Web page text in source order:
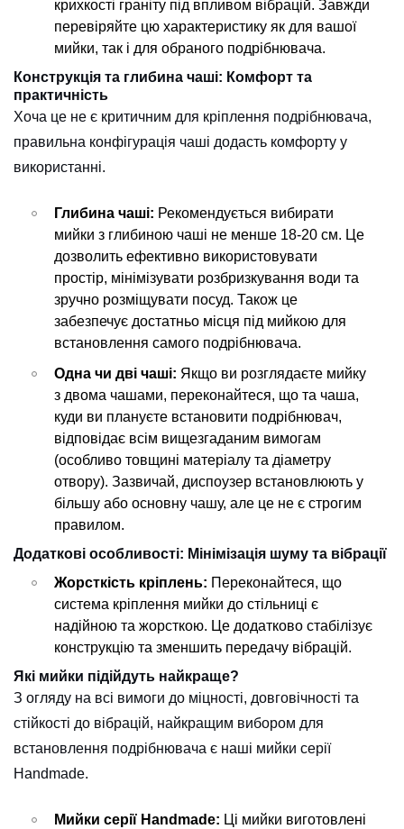
крихкості граніту під впливом вібрацій. Завжди
перевіряйте цю характеристику як для вашої
мийки, так і для обраного подрібнювача.
Конструкція та глибина чаші: Комфорт та
практичність
Хоча це не є критичним для кріплення подрібнювача,
правильна конфігурація чаші додасть комфорту у
використанні.
Глибина чаші: Рекомендується вибирати
мийки з глибиною чаші не менше 18-20 см. Це
дозволить ефективно використовувати
простір, мінімізувати розбризкування води та
зручно розміщувати посуд. Також це
забезпечує достатньо місця під мийкою для
встановлення самого подрібнювача.
Одна чи дві чаші: Якщо ви розглядаєте мийку
з двома чашами, переконайтеся, що та чаша,
куди ви плануєте встановити подрібнювач,
відповідає всім вищезгаданим вимогам
(особливо товщині матеріалу та діаметру
отвору). Зазвичай, диспоузер встановлюють у
більшу або основну чашу, але це не є строгим
правилом.
Додаткові особливості: Мінімізація шуму та вібрації
Жорсткість кріплень: Переконайтеся, що
система кріплення мийки до стільниці є
надійною та жорсткою. Це додатково стабілізує
конструкцію та зменшить передачу вібрацій.
Які мийки підійдуть найкраще?
З огляду на всі вимоги до міцності, довговічності та
стійкості до вібрацій, найкращим вибором для
встановлення подрібнювача є наші мийки серії
Handmade.
Мийки серії Handmade: Ці мийки виготовлені